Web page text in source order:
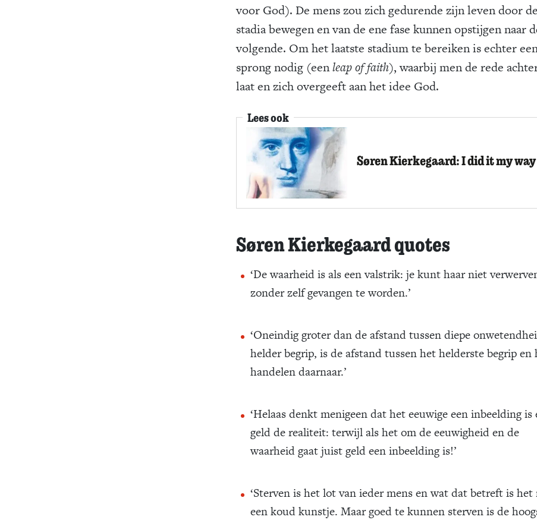
voor God). De mens zou zich gedurende zijn leven door
stadia bewegen en van de ene fase kunnen opstijgen naar
volgende. Om het laatste stadium te bereiken is echter
sprong nodig (eenleap of faith), waarbij men de rede
laat en zich overgeeft aan het idee God.
Lees ook
Søren Kierkegaard: I did it my way
Søren Kierkegaard quotes
‘De waarheid is als een valstrik: je kunt haar niet
zonder zelf gevangen te worden.’
‘Oneindig groter dan de afstand tussen diepe
helder begrip, is de afstand tussen het helderste begrip en
handelen daarnaar.’
‘Helaas denkt menigeen dat het eeuwige een inbeelding is
geld de realiteit: terwijl als het om de eeuwigheid en de
waarheid gaat juist geld een inbeelding is!’
‘Sterven is het lot van ieder mens en wat dat betreft is het
een koud kunstje. Maar goed te kunnen sterven is de